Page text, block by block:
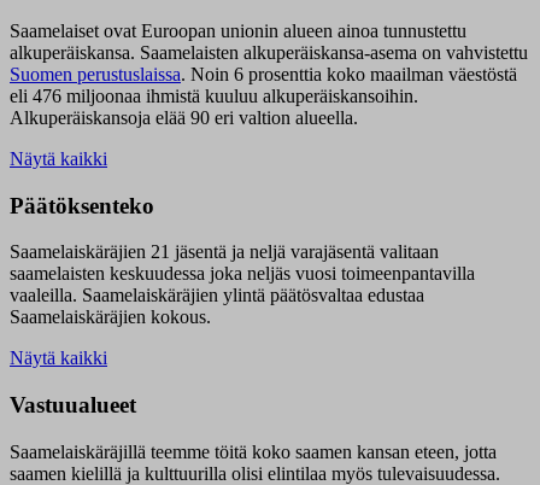
Saamelaiset ovat Euroopan unionin alueen ainoa tunnustettu
alkuperäiskansa. Saamelaisten alkuperäiskansa-asema on vahvistettu
Suomen perustuslaissa. Noin 6 prosenttia koko maailman väestöstä
eli 476 miljoonaa ihmistä kuuluu alkuperäiskansoihin.
Alkuperäiskansoja elää 90 eri valtion alueella.
Näytä kaikki
Päätöksenteko
Saamelaiskäräjien 21 jäsentä ja neljä varajäsentä valitaan
saamelaisten keskuudessa joka neljäs vuosi toimeenpantavilla
vaaleilla. Saamelaiskäräjien ylintä päätösvaltaa edustaa
Saamelaiskäräjien kokous.
Näytä kaikki
Vastuualueet
Saamelaiskäräjillä teemme töitä koko saamen kansan eteen, jotta
saamen kielillä ja kulttuurilla olisi elintilaa myös tulevaisuudessa.